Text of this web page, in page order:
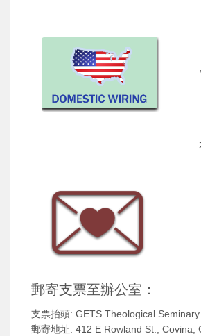
郵寄支票至辦公室：
支票抬頭: GETS Theological Seminary
郵寄地址: 412 E Rowland St., Covina,